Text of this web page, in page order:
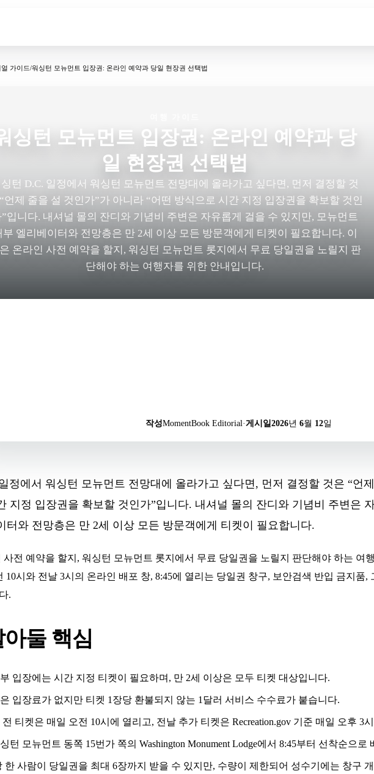
가이드/워싱턴 모뉴먼트 입장권: 온라인 예약과 당일 현장권 선택법
싱턴 모뉴먼트 입장권: 온라인 예약과 당
일 현장권 선택법
턴 D.C. 일정에서 워싱턴 모뉴먼트 전망대에 올라가고 싶다면, 먼저 결정할 것
언제 줄을 설 것인가”가 아니라 “어떤 방식으로 시간 지정 입장권을 확보할 것인
”입니다. 내셔널 몰의 잔디와 기념비 주변은 자유롭게 걸을 수 있지만, 모뉴먼트
부 엘리베이터와 전망층은 만 2세 이상 모든 방문객에게 티켓이 필요합니다. 이
온라인 사전 예약을 할지, 워싱턴 모뉴먼트 롯지에서 무료 당일권을 노릴지 판
단해야 하는 여행자를 위한 안내입니다.
작성MomentBook Editorial·게시일2026년 6월 12일
정에서 워싱턴 모뉴먼트 전망대에 올라가고 싶다면, 먼저 결정할 것은 “언
지정 입장권을 확보할 것인가”입니다. 내셔널 몰의 잔디와 기념비 주변은
터와 전망층은 만 2세 이상 모든 방문객에게 티켓이 필요합니다.
사전 예약을 할지, 워싱턴 모뉴먼트 롯지에서 무료 당일권을 노릴지 판단해야 하는 여
10시와 전날 3시의 온라인 배포 창, 8:45에 열리는 당일권 창구, 보안검색 반입 금지품,
.
둘 핵심
입장에는 시간 지정 티켓이 필요하며, 만 2세 이상은 모두 티켓 대상입니다.
입장료가 없지만 티켓 1장당 환불되지 않는 1달러 서비스 수수료가 붙습니다.
티켓은 매일 오전 10시에 열리고, 전날 추가 티켓은 Recreation.gov 기준 매일 오후 3
턴 모뉴먼트 동쪽 15번가 쪽의 Washington Monument Lodge에서 8:45부터 선착순으로
한 사람이 당일권을 최대 6장까지 받을 수 있지만, 수량이 제한되어 성수기에는 창구